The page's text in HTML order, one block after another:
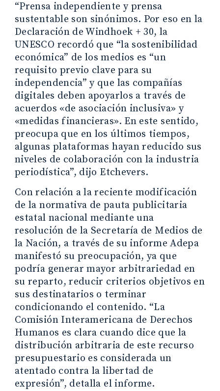
“Prensa independiente y prensa
sustentable son sinónimos. Por eso en la
Declaración de Windhoek + 30, la
UNESCO recordó que “la sostenibilidad
económica” de los medios es “un
requisito previo clave para su
independencia” y que las compañías
digitales deben apoyarlos a través de
acuerdos «de asociación inclusiva» y
«medidas financieras». En este sentido,
preocupa que en los últimos tiempos,
algunas plataformas hayan reducido sus
niveles de colaboración con la industria
periodística”, dijo Etchevers.
Con relación a la reciente modificación
de la normativa de pauta publicitaria
estatal nacional mediante una
resolución de la Secretaría de Medios de
la Nación, a través de su informe Adepa
manifestó su preocupación, ya que
podría generar mayor arbitrariedad en
su reparto, reducir criterios objetivos en
sus destinatarios o terminar
condicionando el contenido. “La
Comisión Interamericana de Derechos
Humanos es clara cuando dice que la
distribución arbitraria de este recurso
presupuestario es considerada un
atentado contra la libertad de
expresión”, detalla el informe.